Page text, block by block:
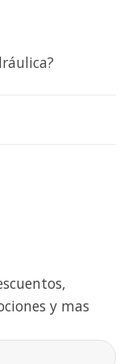
y mas